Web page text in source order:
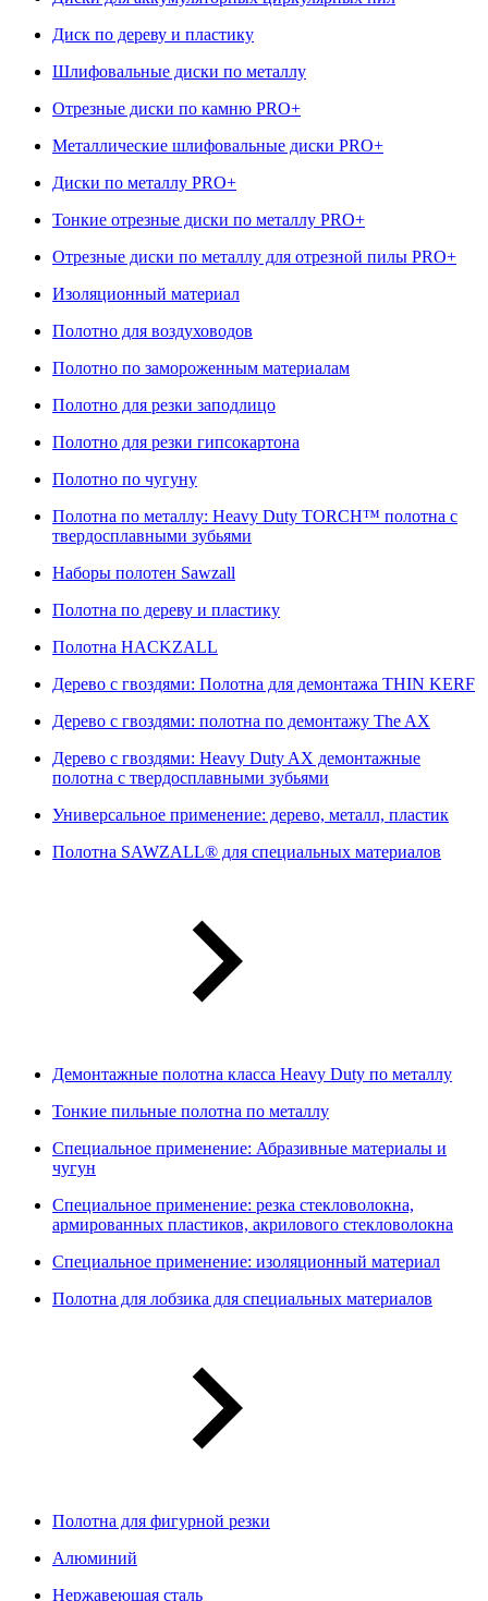
Диск по дереву и пластику
Шлифовальные диски по металлу
Отрезные диски по камню PRO+
Металлические шлифовальные диски PRO+
Диски по металлу PRO+
Тонкие отрезные диски по металлу PRO+
Отрезные диски по металлу для отрезной пилы PRO+
Изоляционный материал
Полотно для воздуховодов
Полотно по замороженным материалам
Полотно для резки заподлицо
Полотно для резки гипсокартона
Полотно по чугуну
Полотна по металлу: Heavy Duty TORCH™ полотна с
твердосплавными зубьями
Наборы полотен Sawzall
Полотна по дереву и пластику
Полотна HACKZALL
Дерево с гвоздями: Полотна для демонтажа THIN KERF
Дерево с гвоздями: полотна по демонтажу The AX
Дерево с гвоздями: Heavy Duty AX демонтажные
полотна с твердосплавными зубьями
Универсальное применение: дерево, металл, пластик
Полотна SAWZALL® для специальных материалов
Демонтажные полотна класса Heavy Duty по металлу
Тонкие пильные полотна по металлу
Специальное применение: Абразивные материалы и
чугун
Специальное применение: резка стекловолокна,
армированных пластиков, акрилового стекловолокна
Специальное применение: изоляционный материал
Полотна для лобзика для специальных материалов
Полотна для фигурной резки
Алюминий
Нержавеющая сталь